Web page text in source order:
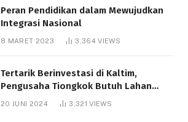
Peran Pendidikan dalam Mewujudkan
Integrasi Nasional
8 MARET 2023 3,364VIEWS
Tertarik Berinvestasi di Kaltim,
Pengusaha Tiongkok Butuh Lahan
1.000 Hektare
20 JUNI 2024 3,321VIEWS